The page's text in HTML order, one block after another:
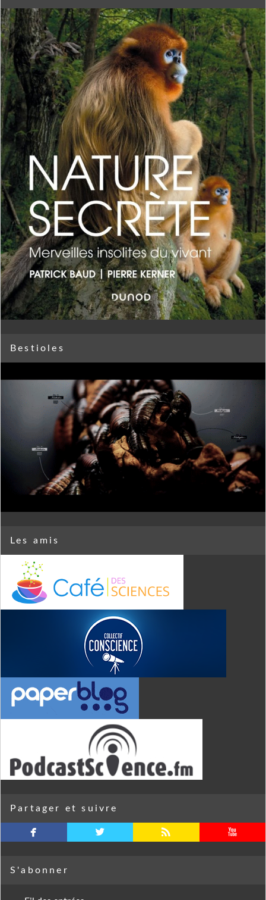
Bestioles
Les amis
Partager et suivre
facebook twitterbird rss youtube
S'abonner